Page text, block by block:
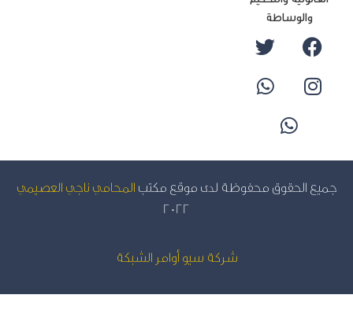
والوساطة
الحقوق محفوظة لدى موقع مكتبالمحامي ناجي العصيمي
شركة سيو أوامر الشبكة